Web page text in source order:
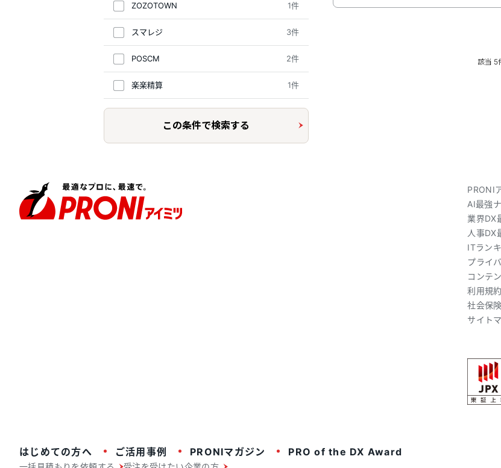
ZOZOTOWN 1件
スマレジ 3件
POSCM 2件
楽楽精算 1件
この条件で検索する
該当 5
PRONI
AI最強
業界DX
人事DX
ITラン
プライ
コンテ
利用規約
社会保
サイト
はじめての方へ ご活用事例 PRONIマガジン PRO of the DX Award